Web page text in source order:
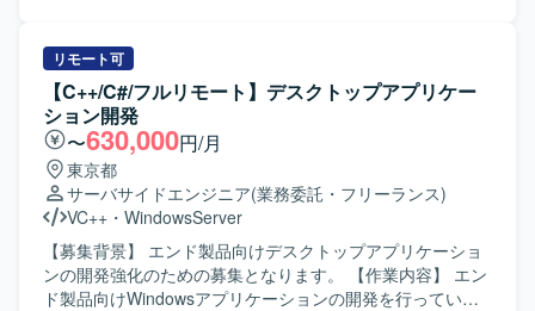
ト・評価まで一連の工程を実施していただきます。 【求め
る人物像】 組込開発における基本設計からテストまでを主
体的に担える方を求めています。認証機能など新しい技術
要素にも前向きに取り組み、周囲と協調しながら開発を進
めていただける方が望ましいです。 【ポジションの魅力】
入退館やPOSなど実利用シーンに近い組込端末の開発に携
わることができ、認証技術や組込Linuxに関する知見を深め
ることができます。基本設計から評価まで幅広い工程に関
わることで、上流から下流まで一貫した経験を積むことが
できます。 【開発環境】 組込Linux環境上でC++を用いた開
発を行います。認証機能としてカード認証・顔認証などの
リモート可
【C++/C#/フルリモート】デスクトップアプリケー
ション開発
〜630,000円/月
東京都
サーバサイドエンジニア(業務委託・フリーランス)
VC++ ・ WindowsServer
【募集背景】 エンド製品向けデスクトップアプリケーショ
ンの開発強化のための募集となります。 【作業内容】 エン
ド製品向けWindowsアプリケーションの開発を行っていた